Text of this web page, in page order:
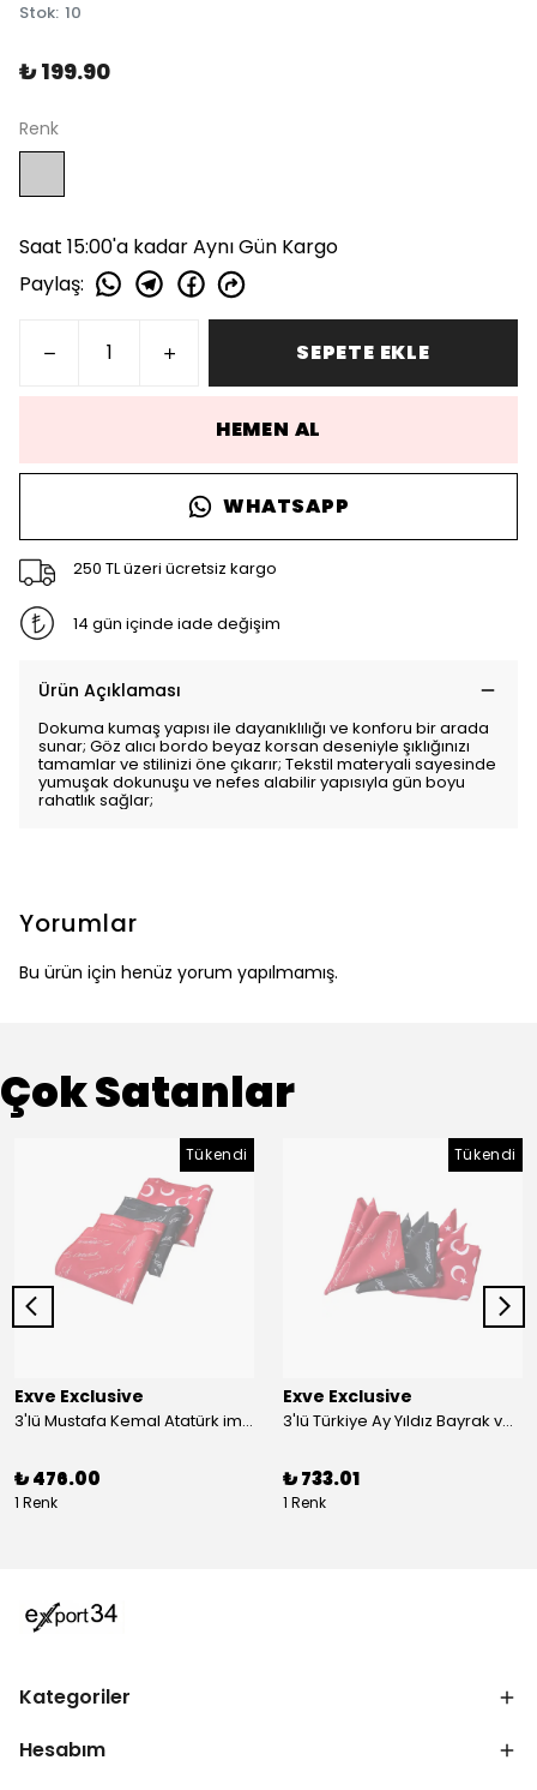
Stok: 10
₺ 199.90
Renk
Saat 15:00'a kadar Aynı Gün Kargo
Paylaş:
SEPETE EKLE
HEMEN AL
WHATSAPP
250 TL üzeri ücretsiz kargo
14 gün içinde iade değişim
Ürün Açıklaması
Dokuma kumaş yapısı ile dayanıklılığı ve konforu bir arada
sunar; Göz alıcı bordo beyaz korsan deseniyle şıklığınızı
tamamlar ve stilinizi öne çıkarır; Tekstil materyali sayesinde
yumuşak dokunuşu ve nefes alabilir yapısıyla gün boyu
rahatlık sağlar;
Yorumlar
Bu ürün için henüz yorum yapılmamış.
Çok Satanlar
Tükendi
Exve Exclusive
3'lü Mustafa Kemal Atatürk imzalı ve Türkiye Ay Yıldız Bayraklı Kadın Fular Seti
₺ 476.00
1 Renk
Tükendi
Exve Exclusive
3'lü Türkiye Ay Yıldız Bayrak ve Mustafa Kemal Atatürk imzalı Kırmızı Siyah Yaka Mendili Seti
₺ 733.01
1 Renk
Kategoriler
Hesabım